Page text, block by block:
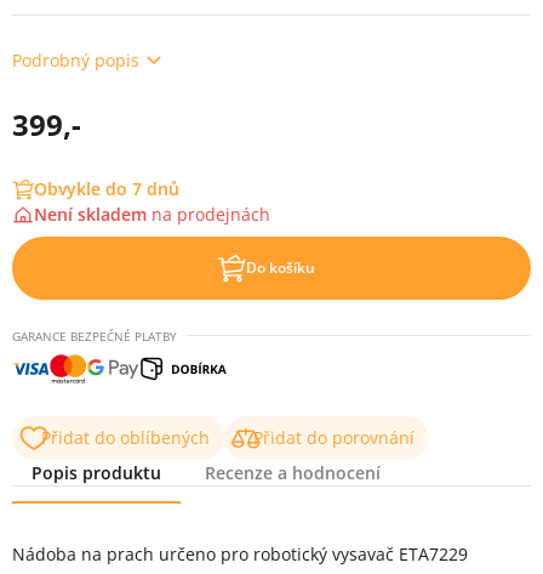
Podrobný popis
399,-
Obvykle do 7 dnů
Není skladem na prodejnách
Do košíku
GARANCE BEZPEČNÉ PLATBY
Přidat do oblíbených
Přidat do porovnání
Popis produktu
Recenze a hodnocení
Nádoba na prach určeno pro robotický vysavač ETA7229